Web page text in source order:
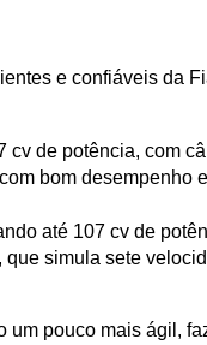
e confiáveis da
cv de potência, com
bom desempenho
até 107 cv de
simula sete
um pouco mais ágil,